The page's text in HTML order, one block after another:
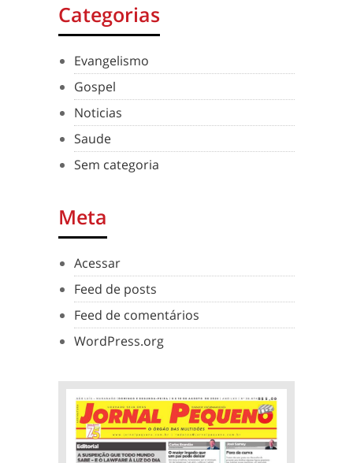
Categorias
Evangelismo
Gospel
Noticias
Saude
Sem categoria
Meta
Acessar
Feed de posts
Feed de comentários
WordPress.org